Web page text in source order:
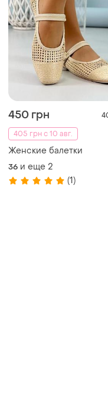
450 грн
405 грн с 10 авг.
Женские балетки
36 и еще 2
(1)